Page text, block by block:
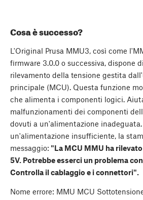
Cosa è successo?
L'Original Prusa MMU3, così come
firmware 3.0.0 o successiva, dispone
rilevamento della tensione gestita
principale (MCU). Questa funzione
che alimenta i componenti logici.
malfunzionamenti dei componenti
dovuti a un'alimentazione
un'alimentazione insufficiente, la
messaggio: "La MCU MMU ha
5V. Potrebbe esserci un problema
Controlla il cablaggio e i connettori".
Nome errore: MMU MCU